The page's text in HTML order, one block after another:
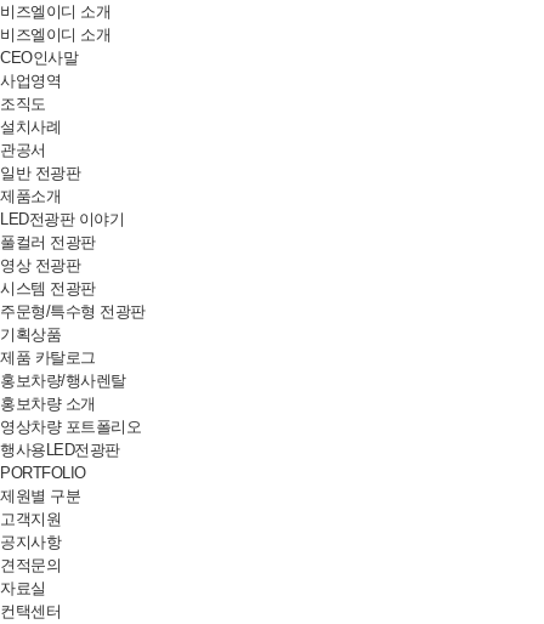
비즈엘이디 소개
비즈엘이디 소개
CEO인사말
사업영역
조직도
설치사례
관공서
일반 전광판
제품소개
LED전광판 이야기
풀컬러 전광판
영상 전광판
시스템 전광판
주문형/특수형 전광판
기획상품
제품 카탈로그
홍보차량/행사렌탈
홍보차량 소개
영상차량 포트폴리오
행사용LED전광판
PORTFOLIO
제원별 구분
고객지원
공지사항
견적문의
자료실
컨택센터